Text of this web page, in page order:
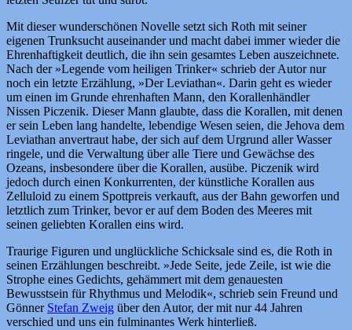
Mit dieser wunderschönen Novelle setzt sich Roth mit seiner
eigenen Trunksucht auseinander und macht dabei immer wieder die
Ehrenhaftigkeit deutlich, die ihn sein gesamtes Leben auszeichnete.
Nach der »Legende vom heiligen Trinker« schrieb der Autor nur
noch ein letzte Erzählung, »Der Leviathan«. Darin geht es wieder
um einen im Grunde ehrenhaften Mann, den Korallenhändler
Nissen Piczenik. Dieser Mann glaubte, dass die Korallen, mit denen
er sein Leben lang handelte, lebendige Wesen seien, die Jehova dem
Leviathan anvertraut habe, der sich auf dem Urgrund aller Wasser
ringele, und die Verwaltung über alle Tiere und Gewächse des
Ozeans, insbesondere über die Korallen, ausübe. Piczenik wird
jedoch durch einen Konkurrenten, der künstliche Korallen aus
Zelluloid zu einem Spottpreis verkauft, aus der Bahn geworfen und
letztlich zum Trinker, bevor er auf dem Boden des Meeres mit
seinen geliebten Korallen eins wird.
Traurige Figuren und unglückliche Schicksale sind es, die Roth in
seinen Erzählungen beschreibt. »Jede Seite, jede Zeile, ist wie die
Strophe eines Gedichts, gehämmert mit dem genauesten
Bewusstsein für Rhythmus und Melodik«, schrieb sein Freund und
Gönner Stefan Zweig über den Autor, der mit nur 44 Jahren
verschied und uns ein fulminantes Werk hinterließ.